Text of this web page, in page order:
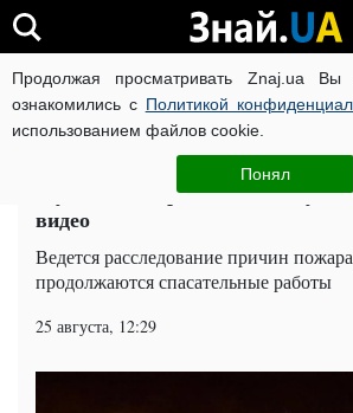
Продолжая просматривать Znaj.ua Вы
ознакомились с Политикой
использованием файлов cookie.
Понял
ВОЙНА РОССИИ ПРОТИВ УКРАИНЫ
Жуткий пожар в гостинице убил
видео
Ведется расследование причин
продолжаются спасательные работы
25 августа, 12:29